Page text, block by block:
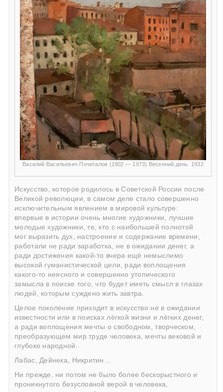
Василий Васильевич Почиталов (1902 — 1973) Весенний день. 1932
Искусство, которое родилось в Советской России после
Великой революции, в самом деле стало совершенно
исключительным явлением в мировой культуре:
впервые в истории очень многие художники, лучшие
молодые художники, те, кто с наибольшей полнотой
мог выразить дух, настроение и содержание времени,
работали не ради заработка, не в ожидании денег, а
ради достижения какой-то вчера ещё немыслимо
высокой гуманистической цели, ради воплощения
какого-то неясного и совершенно утопического
замысла в поиске того, что будет иметь смысл в глазах
людей, которым суждено жить завтра.
Целое поколение приходит в искусство не в ожидании
известности или в поисках лёгкой жизни и лёгких денег,
а ради воплощения мечты о свободном, творческом,
преобразующем мир труде человека, мечты вековой и
глубоко народной.
Лабас, Дейнека, Никритин…
Ни прежде, ни потом не было более бескорыстного и
проникнутого безусловной верой в человека,